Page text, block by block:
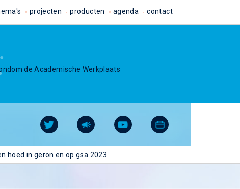
projecten producten agenda contact
de Academische Werkplaats
hoed in geron en op gsa 2023